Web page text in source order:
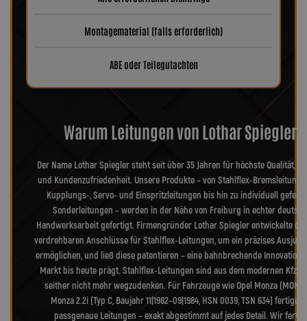
Montagematerial (falls erforderlich)
ABE oder Teilegutachten
Warum Leitungen von Lothar Spiegler?
Der Name Lothar Spiegler steht seit über 35 Jahren für höchste Qualität,
und Kundenzufriedenheit. Unsere Produkte – von Stahlflex-
Kupplungs-, Servo- und Einspritzleitungen bis hin zu individuell
Sonderleitungen – werden in der Nähe von Freiburg in echter
Handwerksarbeit gefertigt. Firmengründer Lothar Spiegler entwickelte
verdrehbaren Anschlüsse für Stahlflex-Leitungen, um ein präzises
ermöglichen, und ließ diese patentieren – eine bahnbrechende Innovation,
Markt bis heute prägt. Stahlflex-Leitungen sind aus dem modernen Kfz-
seither nicht mehr wegzudenken. Für Fahrzeuge wie Opel Monza
Monza 2.2i (Typ C, Baujahr 11|1982–09|1984, HSN 0039, TSN 634)
passgenaue Leitungen – exakt abgestimmt auf jedes Detail. Wir